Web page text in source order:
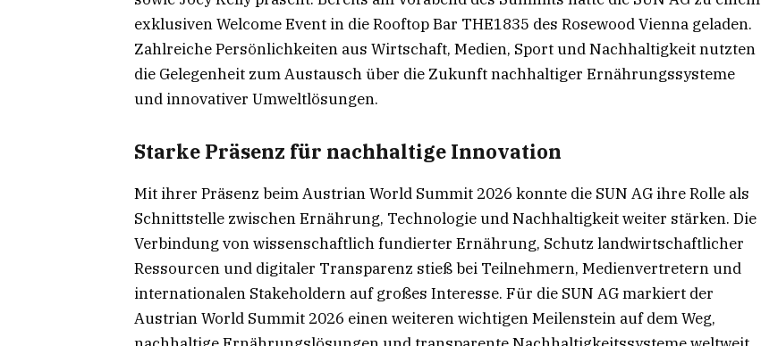
exklusiven Welcome Event in die Rooftop Bar THE1835 des Rosewood Vienna geladen.
Zahlreiche Persönlichkeiten aus Wirtschaft, Medien, Sport und Nachhaltigkeit nutzten
die Gelegenheit zum Austausch über die Zukunft nachhaltiger Ernährungssysteme
und innovativer Umweltlösungen.
Starke Präsenz für nachhaltige Innovation
Mit ihrer Präsenz beim Austrian World Summit 2026 konnte die SUN AG ihre Rolle als
Schnittstelle zwischen Ernährung, Technologie und Nachhaltigkeit weiter stärken. Die
Verbindung von wissenschaftlich fundierter Ernährung, Schutz landwirtschaftlicher
Ressourcen und digitaler Transparenz stieß bei Teilnehmern, Medienvertretern und
internationalen Stakeholdern auf großes Interesse. Für die SUN AG markiert der
Austrian World Summit 2026 einen weiteren wichtigen Meilenstein auf dem Weg,